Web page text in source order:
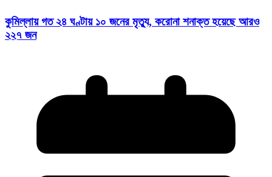
কুমিল্লায় গত ২৪ ঘণ্টায় ১০ জনের মৃত্যু, করোনা শনাক্ত হয়েছে আরও
২২৭ জন